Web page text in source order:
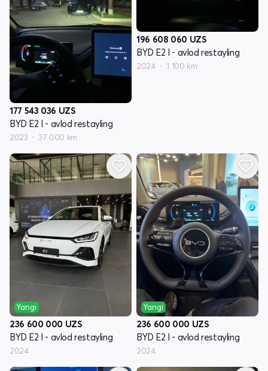
177 543 036 UZS
BYD E2 I - avlod restayling
2023 37 000 km
196 608 060 UZS
BYD E2 I - avlod restayling
2024 1 100 km
Yangi
236 600 000 UZS
BYD E2 I - avlod restayling
2024
Yangi
236 600 000 UZS
BYD E2 I - avlod restayling
2024